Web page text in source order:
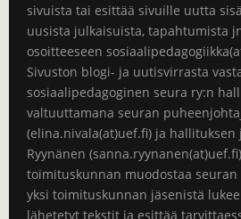
sivuista tai esittää sivuille uutta
uusista julkaisuista, tapahtumista
osoitteeseen
Sivuston blogi- ja uutisvirrasta
sosiaalipedagoginen seura ry:n
valtuuttamana seuran
(elina.nivala(at)uef.fi) ja hallituksen
Ryynänen
toimituskunnan muodostaa
yksi toimituskunnan jäsenistä
lähetetyt tekstit ja esittää